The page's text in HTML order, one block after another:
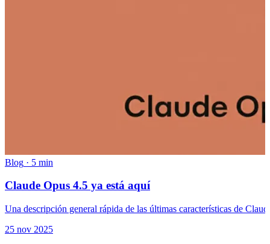
Blog · 5 min
Claude Opus 4.5 ya está aquí
Una descripción general rápida de las últimas características de
25 nov 2025